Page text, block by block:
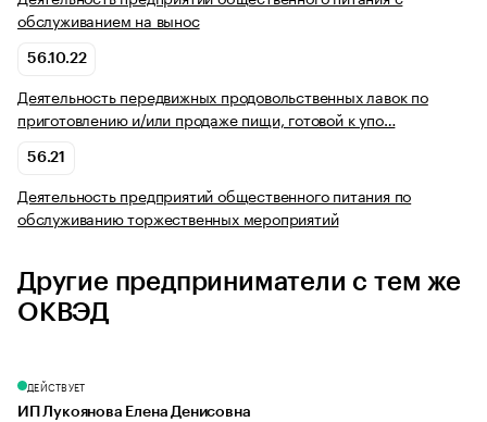
обслуживанием на вынос
56.10.22
Деятельность передвижных продовольственных лавок по
приготовлению и/или продаже пищи, готовой к упо…
56.21
Деятельность предприятий общественного питания по
обслуживанию торжественных мероприятий
Другие предприниматели с тем же
ОКВЭД
ДЕЙСТВУЕТ
ИП Лукоянова Елена Денисовна